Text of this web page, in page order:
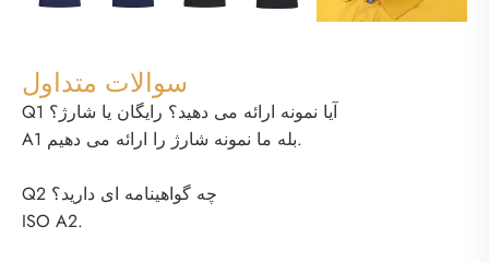
سوالات متداول
Q1 آیا نمونه ارائه می دهید؟ رایگان یا شارژ؟
A1 بله ما نمونه شارژ را ارائه می دهیم.
Q2 چه گواهینامه ای دارید؟
ISO A2.